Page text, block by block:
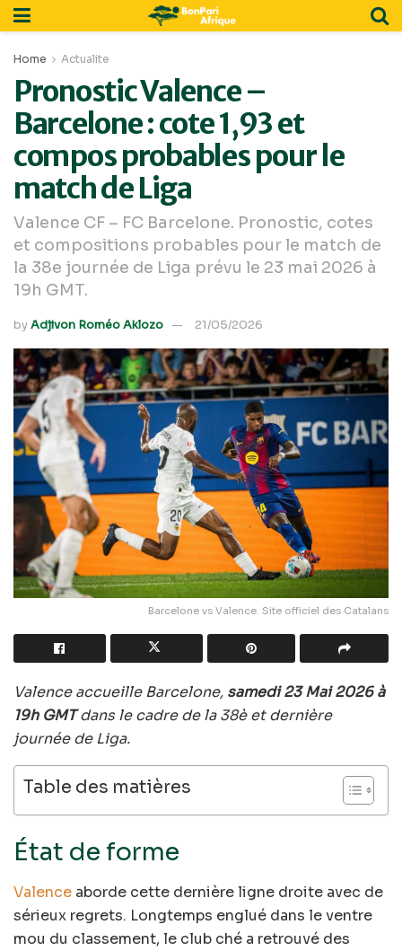
Home Actualite
Pronostic Valence –
Barcelone : cote 1,93 et
compos probables pour le
match de Liga
Valence CF – FC Barcelone. Pronostic, cotes
et compositions probables pour le match de
la 38e journée de Liga prévu le 23 mai 2026 à
19h GMT.
byAdjivon Roméo Aklozo 21/05/2026
Barcelone vs Valence. Site officiel des Catalans
Valence accueille Barcelone, samedi 23 Mai 2026 à
19h GMTdans le cadre de la 38è et dernière
journée de Liga.
Table des matières
État de forme
Valence aborde cette dernière ligne droite avec de
sérieux regrets. Longtemps englué dans le ventre
mou du classement, le club ché a retrouvé des